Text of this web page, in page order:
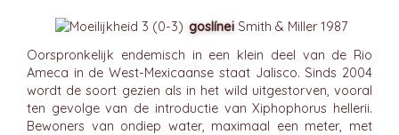
goslínei Smith & Miller 1987
Oorspronkelijk endemisch in een klein deel van de Rio
Ameca in de West-Mexicaanse staat Jalisco. Sinds 2004
wordt de soort gezien als in het wild uitgestorven, vooral
ten gevolge van de introductie van Xiphophorus hellerii.
Bewoners van ondiep water, maximaal een meter, met